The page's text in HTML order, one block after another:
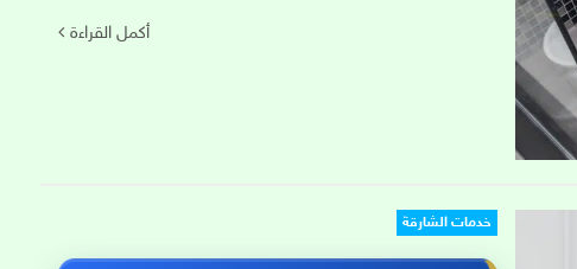
أكمل القراءة
خدمات الشارقة